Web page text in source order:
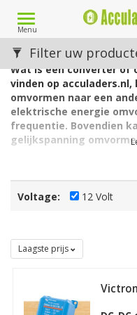
Toggle
navigation
Menu
Converter/
Wat is een converter of
vinden op
omvormen naar een
elektrische energie
frequentie. Bovendien
gelijkspanning
Er bestaan verschillende
comvormers/ acculaders.
Gecombineerde
leggen we uit wat het is.
Sinusomvormer
Filter uw
Voltage: 12 Volt
Laagste prijs
24/